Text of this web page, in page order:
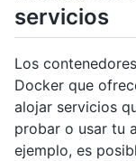
servicios
Los
Docker que
alojar servicios
probar o usar tu
ejemplo, es